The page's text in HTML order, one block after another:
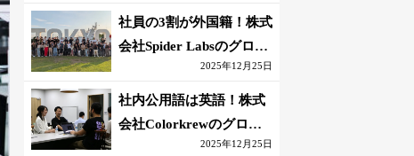
点表つき】
社員の3割が外国籍！株式
会社Spider Labsのグロー
2025年12月25日
社内公用語は英語！株式
会社Colorkrewのグロー
バルかつ若手が輝く環境
2025年12月25日